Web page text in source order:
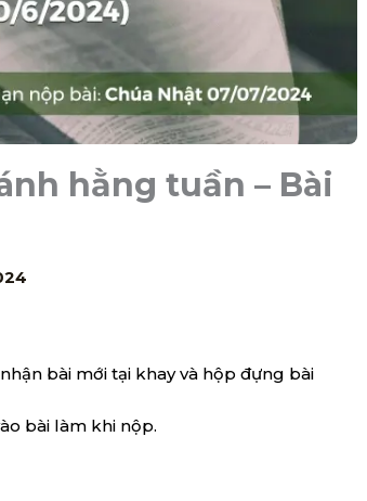
hằng tuần – Bài
bài mới tại khay và hộp đựng bài
bài làm khi nộp.